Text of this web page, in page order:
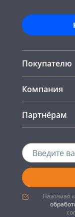
Покупателю
Компания
Партнёрам
Нажимая